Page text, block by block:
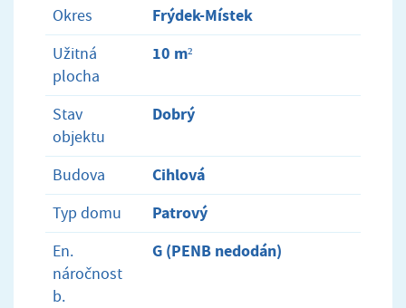
Okres Frýdek-Místek
Užitná
plocha
10 m²
Stav
objektu
Dobrý
Budova Cihlová
Typ domu Patrový
En.
náročnost
b.
G (PENB nedodán)